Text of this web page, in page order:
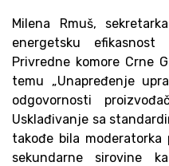
Milena Rmuš,
energetsku
Privredne komore Crne
temu „Unapređenje
odgovornosti
Usklađivanje sa
takođe bila
sekundarne sirovine